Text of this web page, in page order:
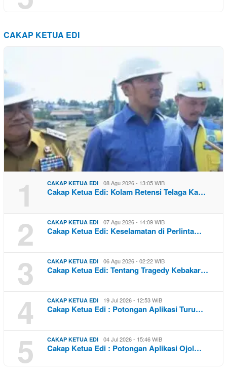
CAKAP KETUA EDI
1 CAKAP KETUA EDI 08 Agu 2026 - 13:05 WIB
Cakap Ketua Edi: Kolam Retensi Telaga Ka…
2 CAKAP KETUA EDI 07 Agu 2026 - 14:09 WIB
Cakap Ketua Edi: Keselamatan di Perlinta…
3 CAKAP KETUA EDI 06 Agu 2026 - 02:22 WIB
Cakap Ketua Edi: Tentang Tragedy Kebakar…
4 CAKAP KETUA EDI 19 Jul 2026 - 12:53 WIB
Cakap Ketua Edi : Potongan Aplikasi Turu…
5 CAKAP KETUA EDI 04 Jul 2026 - 15:46 WIB
Cakap Ketua Edi : Potongan Aplikasi Ojol…